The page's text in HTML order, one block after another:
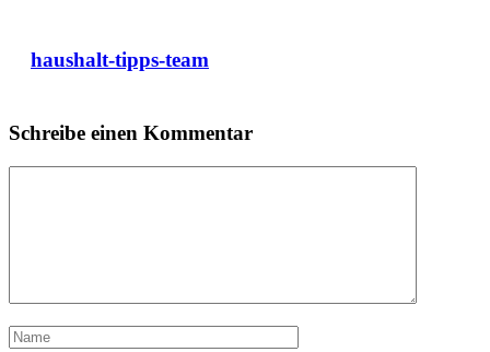
haushalt-tipps-team
Schreibe einen Kommentar
Name